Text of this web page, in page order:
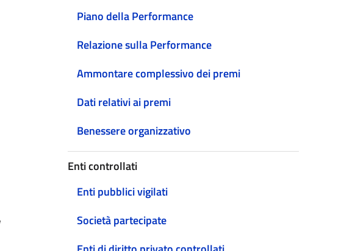
Piano della Performance
Relazione sulla Performance
Ammontare complessivo dei premi
Dati relativi ai premi
Benessere organizzativo
Enti controllati
Enti pubblici vigilati
Società partecipate